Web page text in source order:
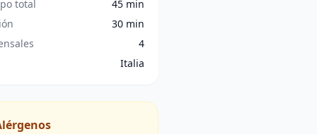
total
45 min
30 min
4
Italia